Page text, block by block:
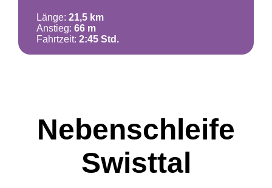
Länge: 21,5 km
Anstieg: 66 m
Fahrtzeit: 2:45 Std.
Nebenschleife
Swisttal